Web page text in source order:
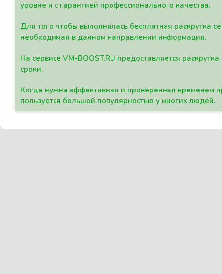
уровне и с гарантией профессионального качества.
Для того чтобы выполнялась бесплатная раскрутка
необходимая в данном направлении информация.
На сервисе VM-BOOST.RU предоставляется
сроки.
Когда нужна эффективная и проверенная временем
пользуется большой популярностью у многих людей.